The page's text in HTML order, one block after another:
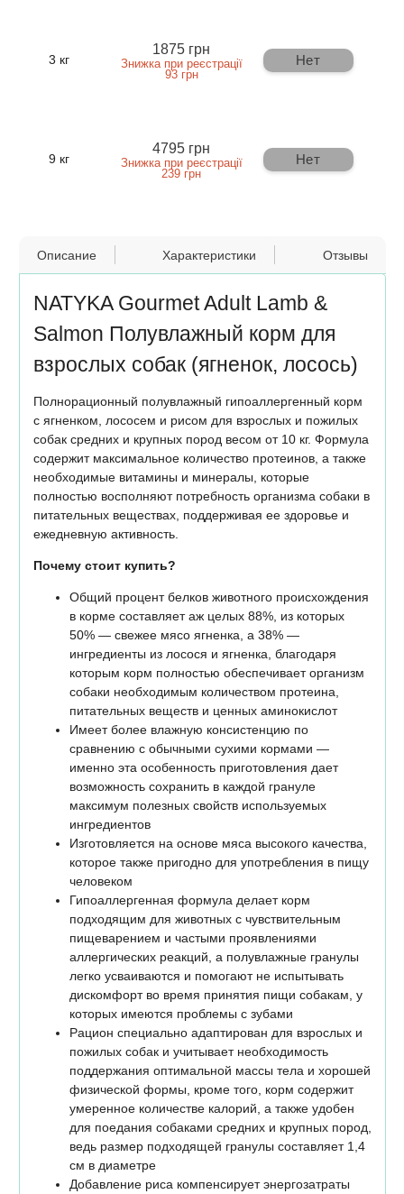
3 кг
1875 грн
Знижка при реєстрації
93 грн
Нет
9 кг
4795 грн
Знижка при реєстрації
239 грн
Нет
Описание Характеристики Отзывы
NATYKA Gourmet Adult Lamb &
Salmon Полувлажный корм для
взрослых собак (ягненок, лосось)
Полнорационный полувлажный гипоаллергенный корм
с ягненком, лососем и рисом для взрослых и пожилых
собак средних и крупных пород весом от 10 кг. Формула
содержит максимальное количество протеинов, а также
необходимые витамины и минералы, которые
полностью восполняют потребность организма собаки в
питательных веществах, поддерживая ее здоровье и
ежедневную активность.
Почему стоит купить?
Общий процент белков животного происхождения
в корме составляет аж целых 88%, из которых
50% — свежее мясо ягненка, а 38% —
ингредиенты из лосося и ягненка, благодаря
которым корм полностью обеспечивает организм
собаки необходимым количеством протеина,
питательных веществ и ценных аминокислот
Имеет более влажную консистенцию по
сравнению с обычными сухими кормами —
именно эта особенность приготовления дает
возможность сохранить в каждой грануле
максимум полезных свойств используемых
ингредиентов
Изготовляется на основе мяса высокого качества,
которое также пригодно для употребления в пищу
человеком
Гипоаллергенная формула делает корм
подходящим для животных с чувствительным
пищеварением и частыми проявлениями
аллергических реакций, а полувлажные гранулы
легко усваиваются и помогают не испытывать
дискомфорт во время принятия пищи собакам, у
которых имеются проблемы с зубами
Рацион специально адаптирован для взрослых и
пожилых собак и учитывает необходимость
поддержания оптимальной массы тела и хорошей
физической формы, кроме того, корм содержит
умеренное количестве калорий, а также удобен
для поедания собаками средних и крупных пород,
ведь размер подходящей гранулы составляет 1,4
см в диаметре
Добавление риса компенсирует энергозатраты